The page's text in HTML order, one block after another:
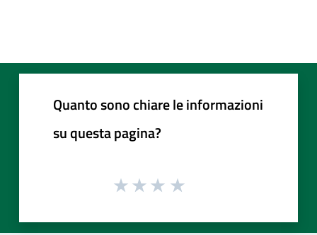
Quanto sono chiare le informazioni
su questa pagina?